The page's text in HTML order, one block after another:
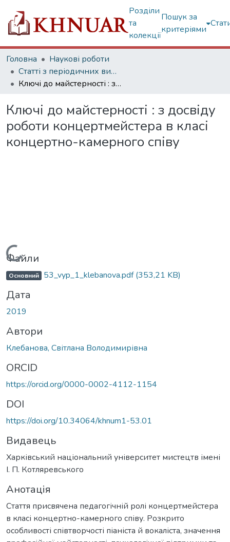
Розділи
та
колекції
Пошук за
критеріями
Головна
Наукові роботи
Статті з періодичних видань
Ключі до майстерності : з досвіду роботи концертмейстера в класі концертно-камерного співу
Ключі до майстерності : з досвіду
роботи концертмейстера в класі
концертно-камерного співу
Вантажиться...
Файли
Основний 53_vyp_1_klebanova.pdf(353,21 KB)
Дата
2019
Автори
Клебанова, Світлана Володимирівна
ORCID
https://orcid.org/0000-0002-4112-1154
DOI
https://doi.org/10.34064/khnum1-53.01
Видавець
Харківський національний університет мистецтв імені
І. П. Котляревського
Анотація
Стаття присвячена педагогічній ролі концертмейстера
в класі концертно-камерного співу. Розкрито
особливості співтворчості піаніста й вокаліста, значення